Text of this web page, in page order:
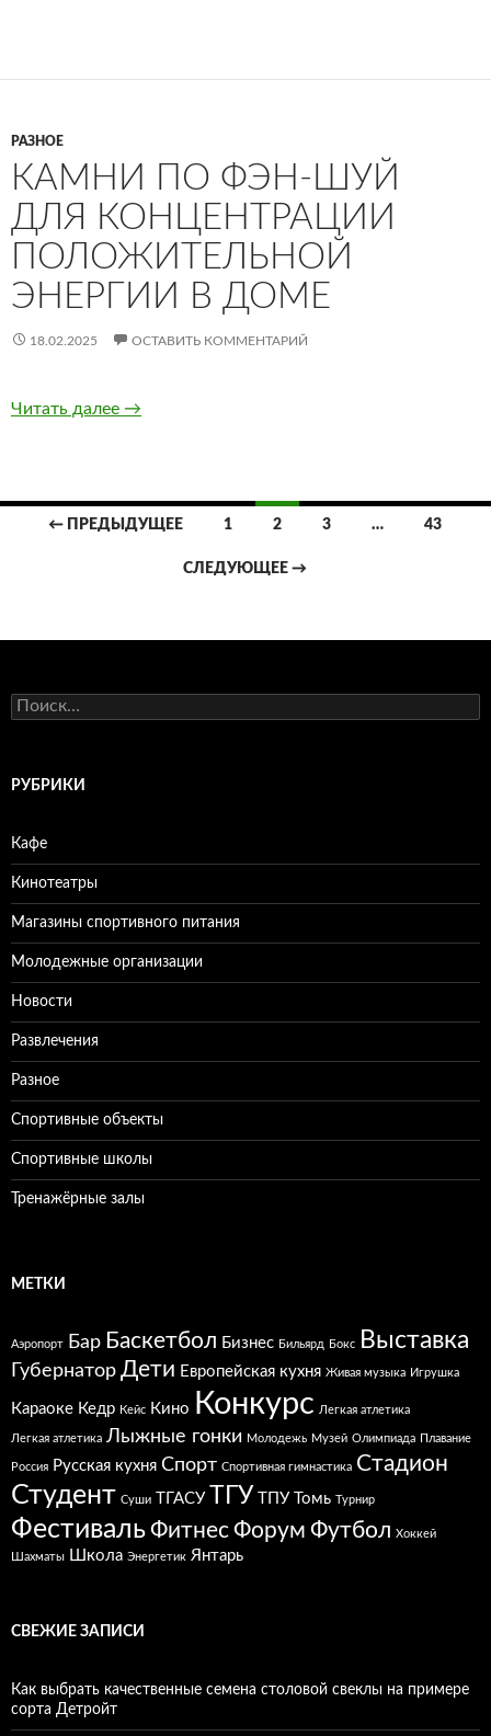
РАЗНОЕ
КАМНИ ПО ФЭН-ШУЙ
ДЛЯ КОНЦЕНТРАЦИИ
ПОЛОЖИТЕЛЬНОЙ
ЭНЕРГИИ В ДОМЕ
18.02.2025 ОСТАВИТЬ КОММЕНТАРИЙ
Читать далее Камни по фэн-шуй для концентрации
→
записям
← ПРЕДЫДУЩЕЕ 1 2 3 … 43
СЛЕДУЮЩЕЕ →
Н
а
иРУБРИКИ
Кафе
Кинотеатры
Магазины спортивного питания
Молодежные организации
Новости
Развлечения
Разное
Спортивные объекты
Спортивные школы
Тренажёрные залы
МЕТКИ
Аэропорт Бар Баскетбол Бизнес Бильярд Бокс Выставка
Губернатор Дети Европейская кухня Живая музыка Игрушка
Караоке Кедр Кейс Кино Конкурс Легкая атлетика
Легкая атлетика Лыжные гонки Молодежь Музей Олимпиада Плавание
Россия Русская кухня Спорт Спортивная гимнастика Стадион
Студент Суши ТГАСУ ТГУ ТПУ Томь Турнир
ФестивальФитнесФорум Футбол Хоккей
Шахматы Школа Энергетик Янтарь
СВЕЖИЕ ЗАПИСИ
Как выбрать качественные семена столовой свеклы на примере
сорта Детройт